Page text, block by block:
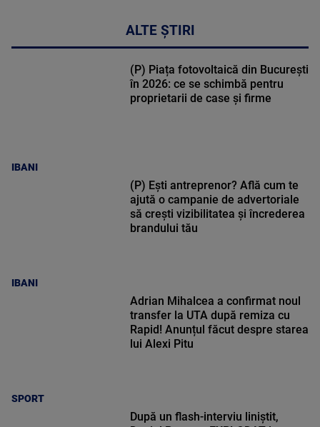
ALTE ȘTIRI
IBANI
(P) Piața fotovoltaică din București
în 2026: ce se schimbă pentru
proprietarii de case și firme
IBANI
(P) Ești antreprenor? Află cum te
ajută o campanie de advertoriale
să crești vizibilitatea și încrederea
brandului tău
SPORT
Adrian Mihalcea a confirmat noul
transfer la UTA după remiza cu
Rapid! Anunțul făcut despre starea
lui Alexi Pitu
După un flash-interviu liniștit,